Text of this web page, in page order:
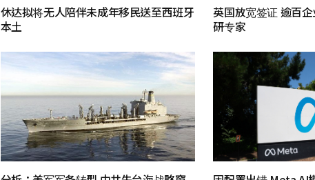
休达拟将无人陪伴未成年移民送至西班牙
本土
英国放宽签证 逾百
研专家